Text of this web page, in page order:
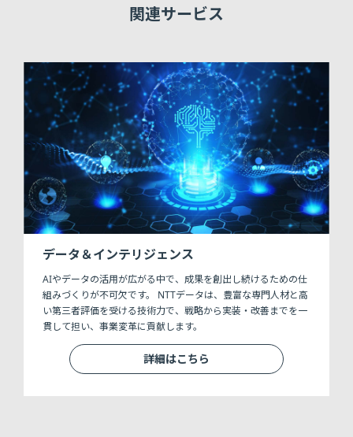
関連サービス
データ＆インテリジェンス
AIやデータの活用が広がる中で、成果を創出し続けるための仕
組みづくりが不可欠です。 NTTデータは、豊富な専門人材と高
い第三者評価を受ける技術力で、戦略から実装・改善までを一
貫して担い、事業変革に貢献します。
詳細はこちら